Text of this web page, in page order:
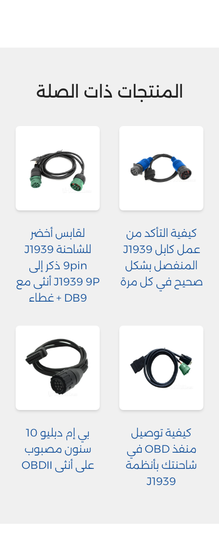
المنتجات ذات الصلة
كيفية التأكد من
عمل كابل J1939
المنفصل بشكل
صحيح في كل مرة
لقابس أخضر
للشاحنة J1939
9pin ذكر إلى
J1939 9P أنثى مع
DB9 + غطاء
كيفية توصيل
منفذ OBD في
شاحنتك بأنظمة
J1939
بي إم دبليو 10
سنون مصبوب
على أنثى OBDII